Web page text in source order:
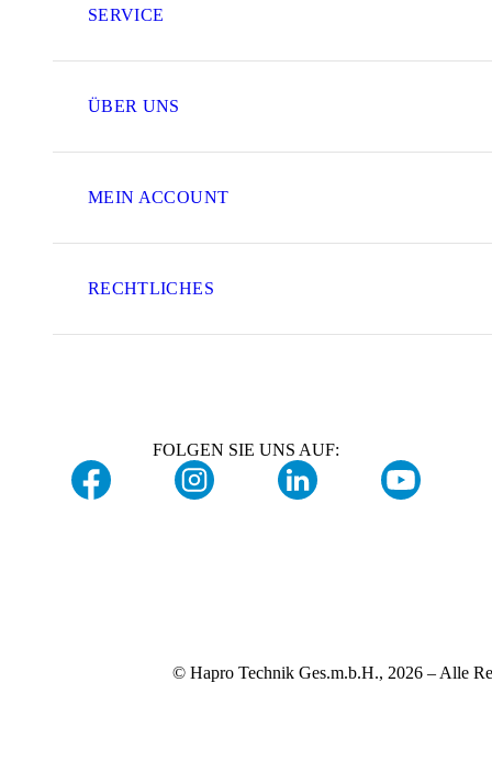
SERVICE
ÜBER UNS
MEIN ACCOUNT
RECHTLICHES
FOLGEN SIE UNS AUF:
© Hapro Technik Ges.m.b.H., 2026 – Alle